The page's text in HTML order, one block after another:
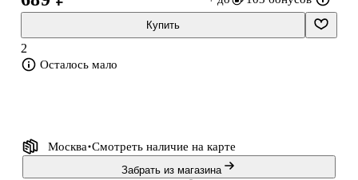
достопримечательности, транспорт, символы стран и культур;
мотивационные фразы и цитаты о странствиях;
Характеристики:
Купить
2
Осталось мало
Москва Смотреть наличие на карте
Забрать из магазина